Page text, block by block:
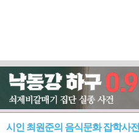
시인 최원준의 음식문화 잡학사전